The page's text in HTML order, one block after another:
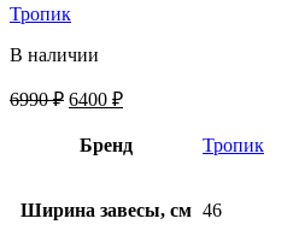
Тропик
В наличии
6990₽ 6400 ₽
Бренд Тропик
Ширина завесы, см 46